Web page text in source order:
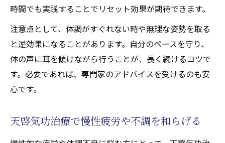
時間でも実践することでリセット効果が期待できます。
注意点として、体調がすぐれない時や無理な姿勢を取る
と逆効果になることがあります。自分のペースを守り、
体の声に耳を傾けながら行うことが、長く続けるコツで
す。必要であれば、専門家のアドバイスを受けるのも安
心です。
天啓気功治療で慢性疲労や不調を和らげる